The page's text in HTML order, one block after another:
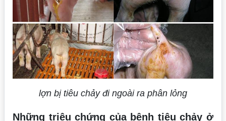
lợn bị tiêu chảy đi ngoài ra phân lỏng
Những triệu chứng của bệnh tiêu chảy ở